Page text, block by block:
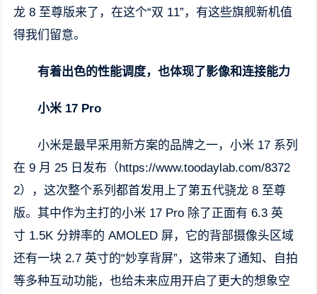
龙 8 至尊版来了，在这个“双 11”，有这些旗舰新机值
得我们留意。
有着出色的性能调度，也体现了影像和连接能力
小米 17 Pro
小米是最早采用新方案的品牌之一，小米 17 系列
在 9 月 25 日发布（https://www.toodaylab.com/8372
2），这次整个系列都首发用上了第五代骁龙 8 至尊
版。其中作为主打的小米 17 Pro 除了正面有 6.3 英
寸 1.5K 分辨率的 AMOLED 屏，它的背部摄像头区域
还有一块 2.7 英寸的“妙享背屏”，这带来了通知、自拍
等多种互动功能，也给未来应用开启了更大的想象空